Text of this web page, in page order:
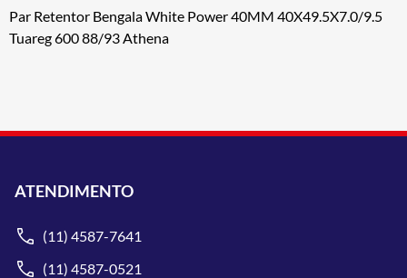
Par Retentor Bengala White Power 40MM 40X49.5X7.0/9.5
Tuareg 600 88/93 Athena
ATENDIMENTO
(11) 4587-7641
(11) 4587-0521